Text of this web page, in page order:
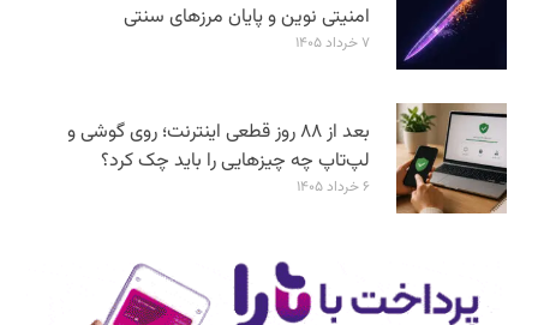
امنیتی نوین و پایان مرزهای سنتی
۷ خرداد ۱۴۰۵
بعد از ۸۸ روز قطعی اینترنت؛ روی گوشی و
لپ‌تاپ چه چیزهایی را باید چک کرد؟
۶ خرداد ۱۴۰۵